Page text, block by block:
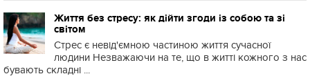
Життя без стресу: як дійти згоди із собою та зі
світом
Стрес є невід'ємною частиною життя сучасної
людини Незважаючи на те, що в житті кожного з нас
бувають складні ...